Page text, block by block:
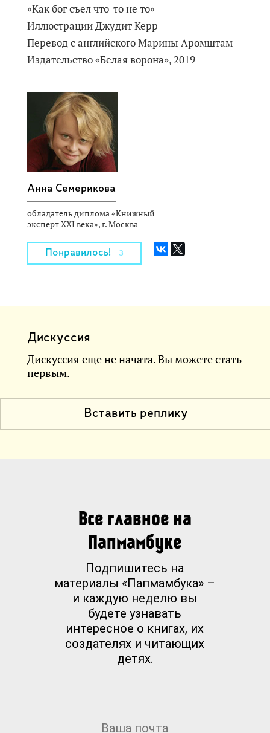
«Как бог съел что-то не то»
Иллюстрации Джудит Керр
Перевод с английского Марины Аромштам
Издательство «Белая ворона», 2019
Анна Семерикова
обладатель диплома «Книжный
эксперт XXI века», г. Москва
Понравилось! 3
Дискуссия
Дискуссия еще не начата. Вы можете стать
первым.
Вставить реплику
Все главное на
Папмамбуке
Подпишитесь на
материалы «Папмамбука» –
и каждую неделю вы
будете узнавать
интересное о книгах, их
создателях и читающих
детях.